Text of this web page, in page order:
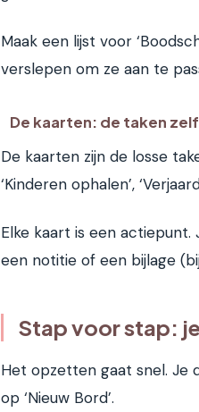
Maak een lijst voor
verslepen om ze aan te
De kaarten: de taken zelf
De kaarten zijn de losse
‘Kinderen ophalen’,
Elke kaart is een actiepunt.
een notitie of een bijlage
Stap voor stap:
Het opzetten gaat snel. Je
op ‘Nieuw Bord’.